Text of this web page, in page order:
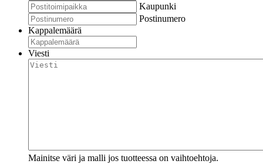
Kaupunki
Postinumero
Kappalemäärä
Viesti
Mainitse väri ja malli jos tuotteessa on vaihtoehtoja.